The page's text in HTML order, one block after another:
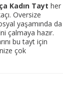
Kadın Tayt her
Oversize
yaşamında da
çalmaya hazır.
bu tayt için
çok